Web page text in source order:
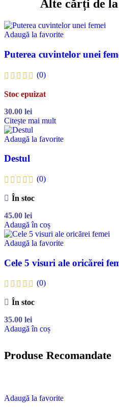
Alte cărți de
Adaugă la favorite
Puterea cuvintelor unei
(0)
Stoc epuizat
30.00 lei
Citește mai mult
Adaugă la favorite
Destul
(0)
În stoc
45.00 lei
Adaugă în coș
Adaugă la favorite
Cele 5 visuri ale oricărei
(0)
În stoc
35.00 lei
Adaugă în coș
Produse Recomandate
Adaugă la favorite